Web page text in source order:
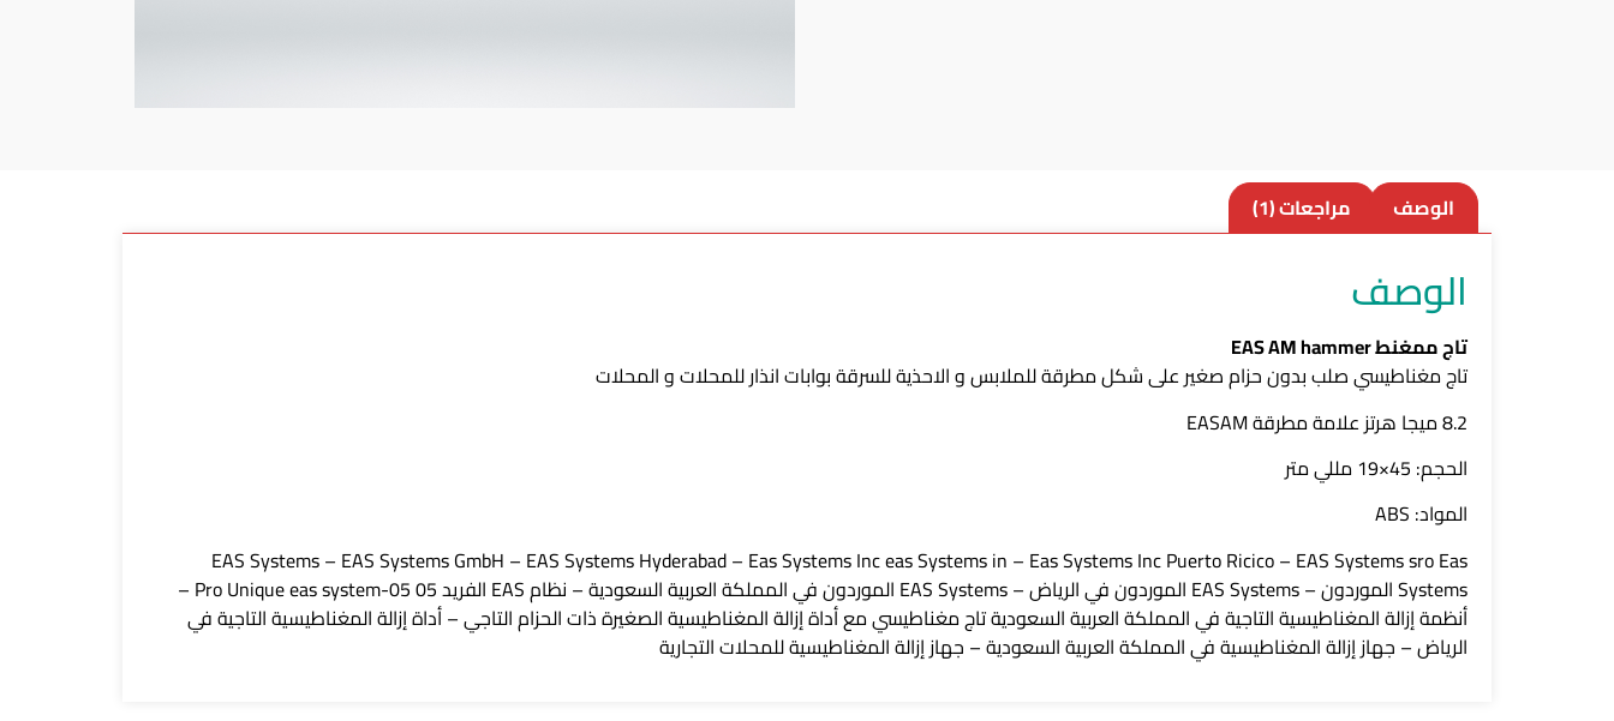
الوصف مراجعات (1)
الوصف
تاج ممغنط EAS AM hammer
تاج مغناطيسي صلب بدون حزام صغير على شكل مطرقة للملابس و الاحذية للسرقة بوابات انذار للمحلات و المحلات
8.2 ميجا هرتز علامة مطرقة EASAM
الحجم: 45×19 مللي متر
المواد: ABS
EAS Systems – EAS Systems GmbH – EAS Systems Hyderabad – Eas Systems Inc eas Systems in – Eas Systems Inc Puerto Ricico – EAS Systems sro Eas
Systems الموردون – EAS Systems الموردون في الرياض – EAS Systems الموردون في المملكة العربية السعودية – نظام EAS الفريد 05 Pro Unique eas system-05 –
أنظمة إزالة المغناطيسية التاجية في المملكة العربية السعودية تاج مغناطيسي مع أداة إزالة المغناطيسية الصغيرة ذات الحزام التاجي – أداة إزالة المغناطيسية التاجية في
الرياض – جهاز إزالة المغناطيسية في المملكة العربية السعودية – جهاز إزالة المغناطيسية للمحلات التجارية